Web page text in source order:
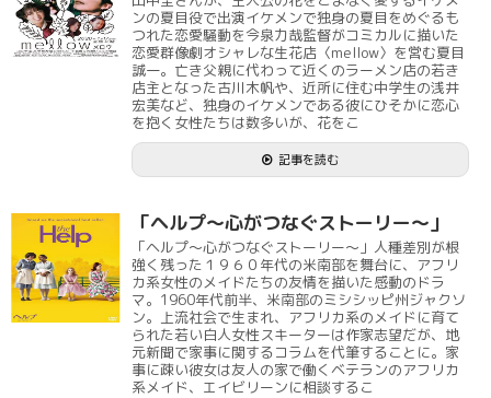
ンの夏目役で出演イケメンで独身の夏目をめぐるも
つれた恋愛騒動を今泉力哉監督がコミカルに描いた
恋愛群像劇オシャレな生花店〈mellow〉を営む夏目
誠一。亡き父親に代わって近くのラーメン店の若き
店主となった古川木帆や、近所に住む中学生の浅井
宏美など、独身のイケメンである彼にひそかに恋心
を抱く女性たちは数多いが、花をこ
記事を読む
「ヘルプ～心がつなぐストーリー～」
「ヘルプ～心がつなぐストーリー～」人種差別が根
強く残った１９６０年代の米南部を舞台に、アフリ
カ系女性のメイドたちの友情を描いた感動のドラ
マ。1960年代前半、米南部のミシシッピ州ジャクソ
ン。上流社会で生まれ、アフリカ系のメイドに育て
られた若い白人女性スキーターは作家志望だが、地
元新聞で家事に関するコラムを代筆することに。家
事に疎い彼女は友人の家で働くベテランのアフリカ
系メイド、エイビリーンに相談するこ